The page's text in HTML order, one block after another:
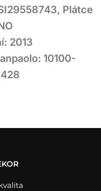
Plátce
2013
10100-